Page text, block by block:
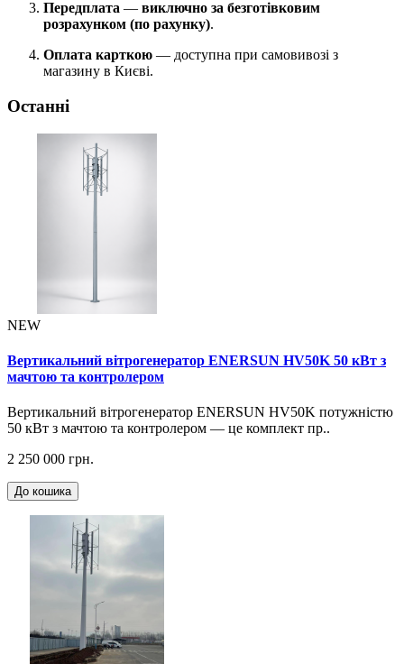
Передплата — виключно за безготівковим
розрахунком (по рахунку).
Оплата карткою — доступна при самовивозі з
магазину в Києві.
Останні
NEW
Вертикальний вітрогенератор ENERSUN HV50K 50 кВт з
мачтою та контролером
Вертикальний вітрогенератор ENERSUN HV50K потужністю
50 кВт з мачтою та контролером — це комплект пр..
2 250 000 грн.
До кошика